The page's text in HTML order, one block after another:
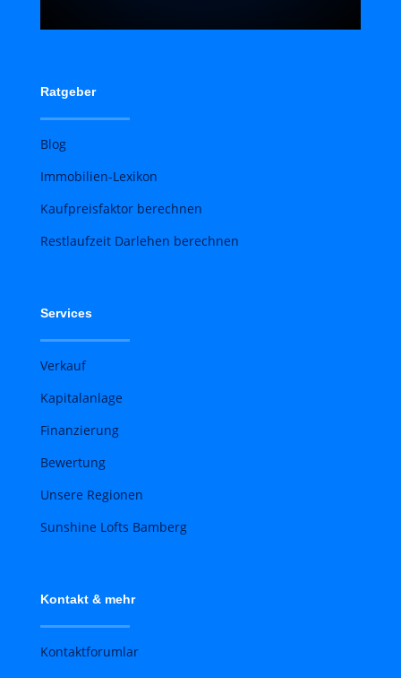
Ratgeber
Blog
Immobilien-Lexikon
Kaufpreisfaktor berechnen
Restlaufzeit Darlehen berechnen
Services
Verkauf
Kapitalanlage
Finanzierung
Bewertung
Unsere Regionen
Sunshine Lofts Bamberg
Kontakt & mehr
Kontaktforumlar